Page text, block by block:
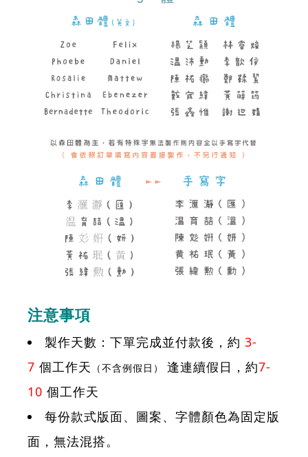
注意事項
製作天數：下單完成並付款後，約 3-
7 個工作天 （不含例假日） 逢連續假日，約7-
10 個工作天
每份款式版面、圖案、字體顏色為固定版
面，無法混搭。